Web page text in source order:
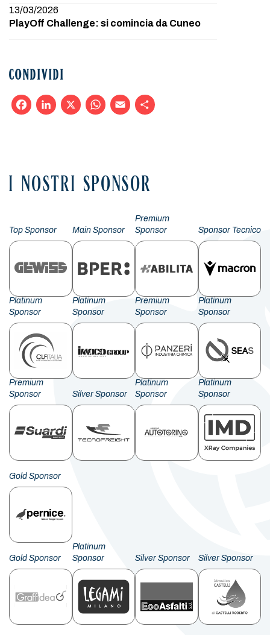
13/03/2026
PlayOff Challenge: si comincia da Cuneo
CONDIVIDI
I NOSTRI SPONSOR
Top Sponsor Main Sponsor
Premium
Sponsor
Sponsor Tecnico
Platinum
Sponsor
Platinum
Sponsor
Premium
Sponsor
Platinum
Sponsor
Premium
Sponsor
Silver Sponsor
Platinum
Sponsor
Platinum
Sponsor
Gold Sponsor
Gold Sponsor
Platinum
Sponsor
Silver Sponsor Silver Sponsor